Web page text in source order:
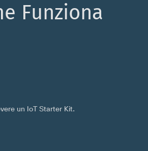
Funziona
un IoT Starter Kit.